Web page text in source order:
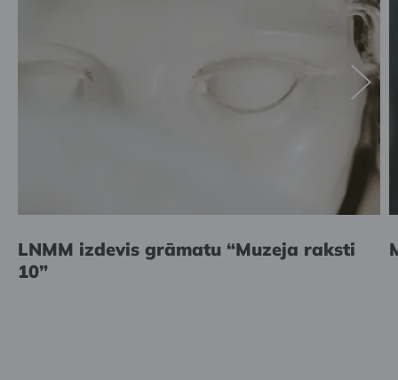
LNMM izdevis grāmatu “Muzeja raksti
10”